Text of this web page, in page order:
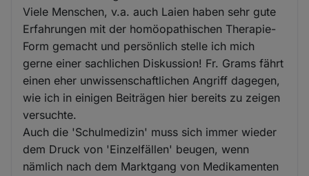
Viele Menschen, v.a. auch Laien haben sehr gute
Erfahrungen mit der homöopathischen Therapie-
Form gemacht und persönlich stelle ich mich
gerne einer sachlichen Diskussion! Fr. Grams fährt
einen eher unwissenschaftlichen Angriff dagegen,
wie ich in einigen Beiträgen hier bereits zu zeigen
versuchte.
Auch die 'Schulmedizin' muss sich immer wieder
dem Druck von 'Einzelfällen' beugen, wenn
nämlich nach dem Marktgang von Medikamenten